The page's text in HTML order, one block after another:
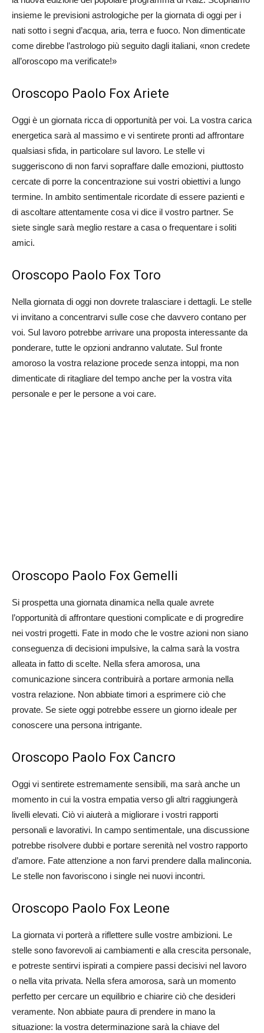
insieme le previsioni astrologiche per la giornata di oggi per i
nati sotto i segni d’acqua, aria, terra e fuoco. Non dimenticate
come direbbe l’astrologo più seguito dagli italiani, «non credete
all’oroscopo ma verificate!»
Oroscopo Paolo Fox Ariete
Oggi è un giornata ricca di opportunità per voi. La vostra carica
energetica sarà al massimo e vi sentirete pronti ad affrontare
qualsiasi sfida, in particolare sul lavoro. Le stelle vi
suggeriscono di non farvi sopraffare dalle emozioni, piuttosto
cercate di porre la concentrazione sui vostri obiettivi a lungo
termine. In ambito sentimentale ricordate di essere pazienti e
di ascoltare attentamente cosa vi dice il vostro partner. Se
siete single sarà meglio restare a casa o frequentare i soliti
amici.
Oroscopo Paolo Fox Toro
Nella giornata di oggi non dovrete tralasciare i dettagli. Le stelle
vi invitano a concentrarvi sulle cose che davvero contano per
voi. Sul lavoro potrebbe arrivare una proposta interessante da
ponderare, tutte le opzioni andranno valutate. Sul fronte
amoroso la vostra relazione procede senza intoppi, ma non
dimenticate di ritagliare del tempo anche per la vostra vita
personale e per le persone a voi care.
Oroscopo Paolo Fox Gemelli
Si prospetta una giornata dinamica nella quale avrete
l’opportunità di affrontare questioni complicate e di progredire
nei vostri progetti. Fate in modo che le vostre azioni non siano
conseguenza di decisioni impulsive, la calma sarà la vostra
alleata in fatto di scelte. Nella sfera amorosa, una
comunicazione sincera contribuirà a portare armonia nella
vostra relazione. Non abbiate timori a esprimere ciò che
provate. Se siete oggi potrebbe essere un giorno ideale per
conoscere una persona intrigante.
Oroscopo Paolo Fox Cancro
Oggi vi sentirete estremamente sensibili, ma sarà anche un
momento in cui la vostra empatia verso gli altri raggiungerà
livelli elevati. Ciò vi aiuterà a migliorare i vostri rapporti
personali e lavorativi. In campo sentimentale, una discussione
potrebbe risolvere dubbi e portare serenità nel vostro rapporto
d’amore. Fate attenzione a non farvi prendere dalla malinconia.
Le stelle non favoriscono i single nei nuovi incontri.
Oroscopo Paolo Fox Leone
La giornata vi porterà a riflettere sulle vostre ambizioni. Le
stelle sono favorevoli ai cambiamenti e alla crescita personale,
e potreste sentirvi ispirati a compiere passi decisivi nel lavoro
o nella vita privata. Nella sfera amorosa, sarà un momento
perfetto per cercare un equilibrio e chiarire ciò che desideri
veramente. Non abbiate paura di prendere in mano la
situazione: la vostra determinazione sarà la chiave del